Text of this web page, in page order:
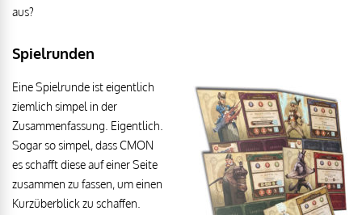
aus?
Spielrunden
Eine Spielrunde ist eigentlich
ziemlich simpel in der
Zusammenfassung. Eigentlich.
Sogar so simpel, dass CMON
es schafft diese auf einer Seite
zusammen zu fassen, um einen
Kurzüberblick zu schaffen.